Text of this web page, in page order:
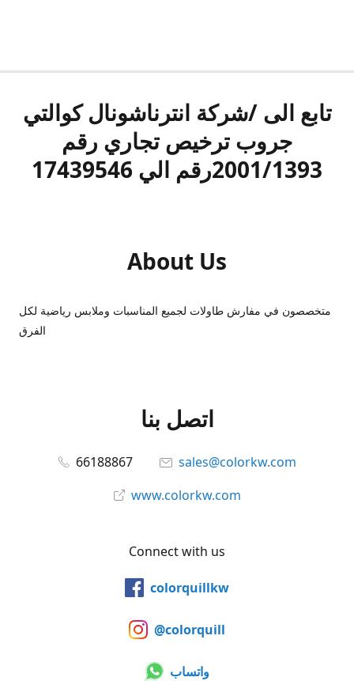
تابع الى /شركة انترناشونال كوالتي
جروب ترخيص تجاري رقم
2001/1393رقم الي 17439546
About Us
متخصصون في مفارش طاولات لجميع المناسبات وملابس رياضية لكل
الفرق
اتصل بنا
66188867
sales@colorkw.com
www.colorkw.com
Connect with us
colorquillkw
@colorquill
واتساب